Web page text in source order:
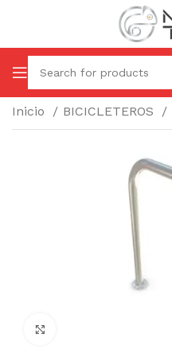
Inicio BICICLETEROS